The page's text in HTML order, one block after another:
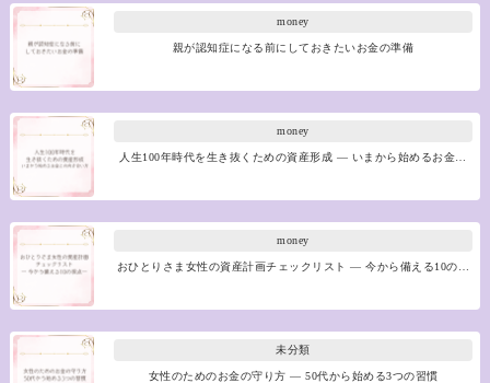
money
親が認知症になる前にしておきたいお金の準備
money
人生100年時代を生き抜くための資産形成 ― いまから始めるお金…
money
おひとりさま女性の資産計画チェックリスト ― 今から備える10の…
未分類
女性のためのお金の守り方 ― 50代から始める3つの習慣